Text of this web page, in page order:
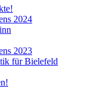
2024
2023
für Bielefeld​​